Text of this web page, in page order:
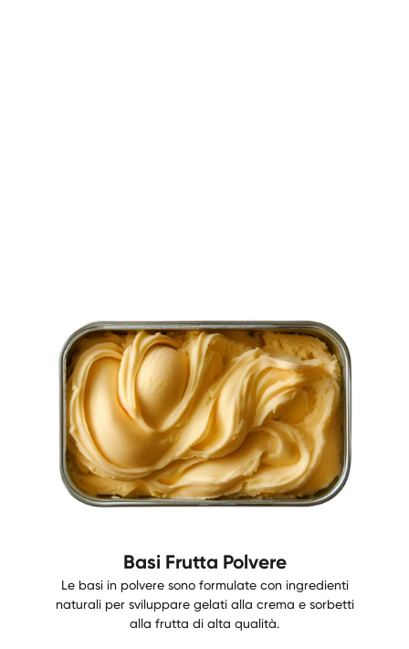
Basi Frutta Polvere
Le basi in polvere sono formulate con ingredienti
naturali per sviluppare gelati alla crema e sorbetti
alla frutta di alta qualità.